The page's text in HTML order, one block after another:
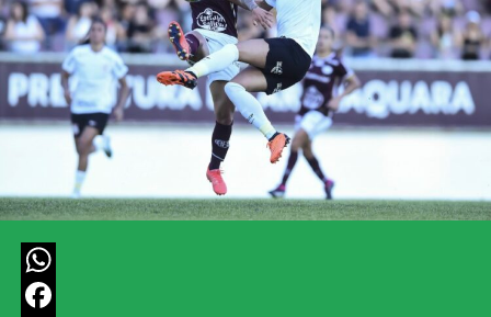
WhatsApp